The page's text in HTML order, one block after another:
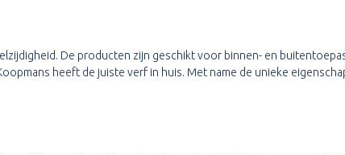
De producten zijn geschikt voor binnen- en
heeft de juiste verf in huis. Met name de unieke